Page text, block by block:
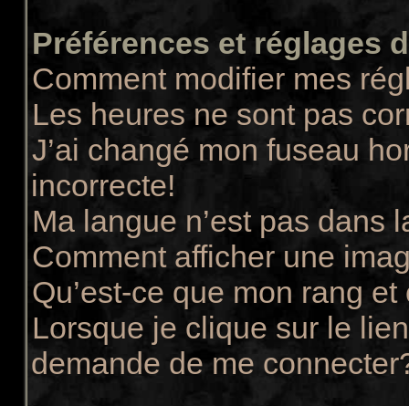
Préférences et réglages
Comment modifier mes
Les heures ne sont pas
J’ai changé mon fuseau
incorrecte!
Ma langue n’est pas dans
Comment afficher une
Qu’est-ce que mon rang
Lorsque je clique sur le
demande de me